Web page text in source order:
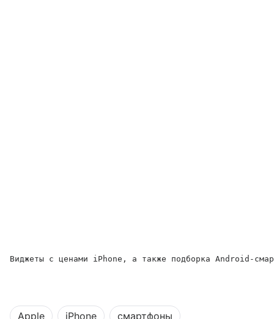
Виджеты с ценами iPhone, а также подборка Android-
Apple iPhone смартфоны